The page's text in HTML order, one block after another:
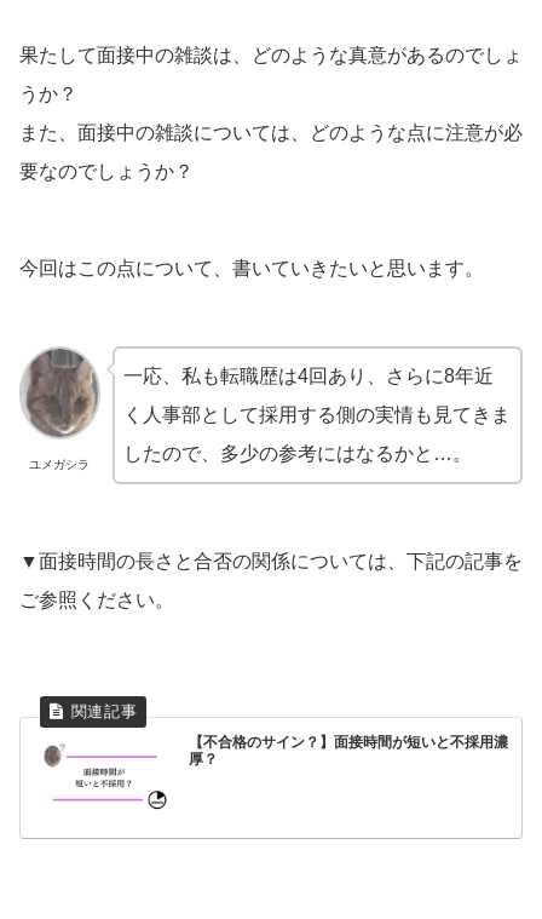
果たして面接中の雑談は、どのような真意があるのでしょ
うか？
また、面接中の雑談については、どのような点に注意が必
要なのでしょうか？
今回はこの点について、書いていきたいと思います。
ユメガシラ
一応、私も転職歴は4回あり、さらに8年近
く人事部として採用する側の実情も見てきま
したので、多少の参考にはなるかと…。
▼面接時間の長さと合否の関係については、下記の記事を
ご参照ください。
【不合格のサイン？】面接時間が短いと不採用濃
厚？